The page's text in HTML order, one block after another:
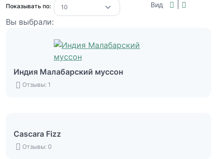
Показывать по:
Вид
Вы выбрали:
Индия Малабарский муссон
Отзывы: 1
Cascara Fizz
Отзывы: 0